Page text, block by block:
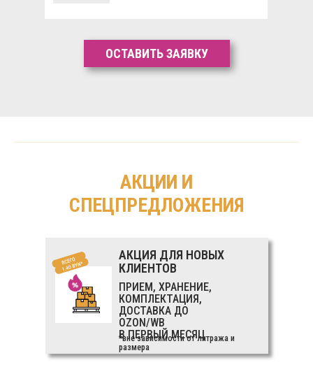
ОСТАВИТЬ ЗАЯВКУ
АКЦИИ И
СПЕЦПРЕДЛОЖЕНИЯ
АКЦИЯ ДЛЯ НОВЫХ
КЛИЕНТОВ
ПРИЕМ, ХРАНЕНИЕ,
КОМПЛЕКТАЦИЯ,
ДОСТАВКА ДО
OZON/WB
В ПЕРВЫЙ МЕСЯЦ
*вне зависимости от литража и
размера